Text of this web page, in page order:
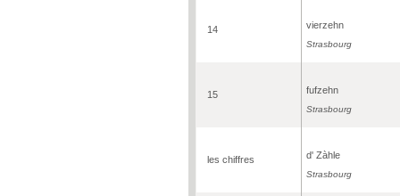
14 vierzehn
Strasbourg
15 fufzehn
Strasbourg
les chiffres d' Zàhle
Strasbourg